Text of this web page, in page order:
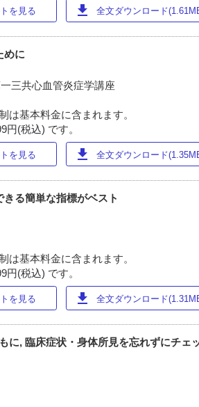
を見る download 全文ダウンロード
めに
三共心血管炎症学講座
は基本料金に含まれます。
(税込) です。
を見る download 全文ダウンロード
る簡単な指標がベスト
は基本料金に含まれます。
(税込) です。
を見る download 全文ダウンロード
に, 臨床症状・身体所見を忘れずにチェ